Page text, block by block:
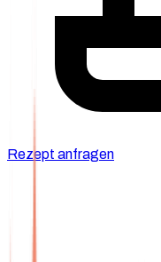
Rezept anfragen